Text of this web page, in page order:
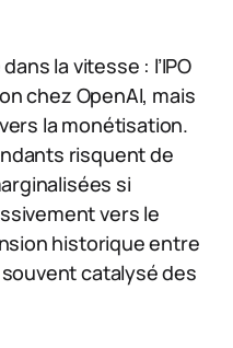
la vitesse : l’IPO
chez OpenAI, mais
la monétisation.
risquent de
si
vers le
historique entre
catalysé des